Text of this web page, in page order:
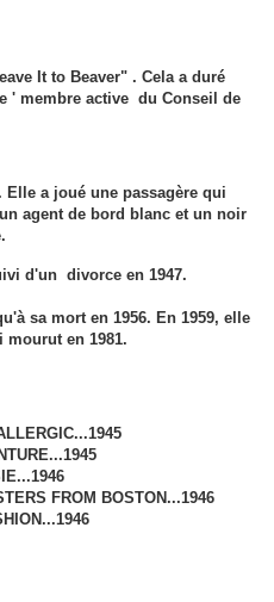
It to Beaver" . Cela a duré
' membre active du Conseil de
a joué une passagère qui
agent de bord blanc et un noir
d'un divorce en 1947.
sa mort en 1956. En 1959, elle
en 1981.
FROM BOSTON...1946